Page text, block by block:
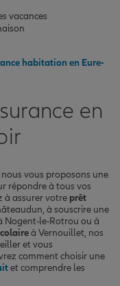
vacances
habitation en Eure-
en
nous vous proposons une
répondre à tous vos
à assurer votre prêt
à souscrire une
Nogent-le-Rotrou ou à
à Vernouillet, nos
et vous
comment choisir une
et comprendre les